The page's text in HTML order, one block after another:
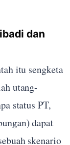
dan
itu sengketa
utang-
status PT,
dapat
skenario